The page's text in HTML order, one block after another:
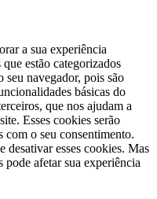
a sua experiência
estão categorizados
seu navegador, pois são
básicas do
que nos ajudam a
Esses cookies serão
com o seu consentimento.
desativar esses cookies. Mas
pode afetar sua experiência